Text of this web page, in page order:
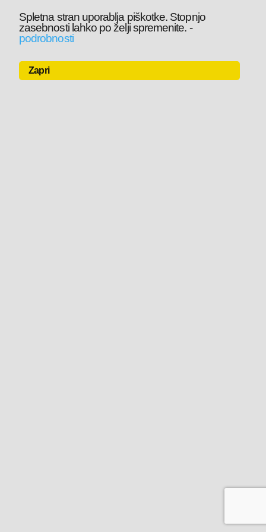
Spletna stran uporablja piškotke. Stopnjo
zasebnosti lahko po želji spremenite. -
podrobnosti
Zapri